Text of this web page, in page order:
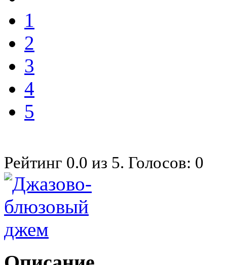
1
2
3
4
5
Рейтинг 0.0 из 5. Голосов: 0